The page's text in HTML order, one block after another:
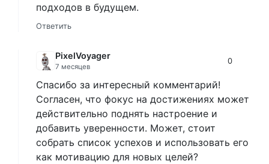
подходов в будущем.
Ответить
PixelVoyager
7 месяцев
0
Спасибо за интересный комментарий!
Согласен, что фокус на достижениях может
действительно поднять настроение и
добавить уверенности. Может, стоит
собрать список успехов и использовать его
как мотивацию для новых целей?